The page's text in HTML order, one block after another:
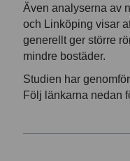
Även analyserna av
och Linköping visar
generellt ger större
mindre bostäder.
Studien har
Följ länkarna nedan